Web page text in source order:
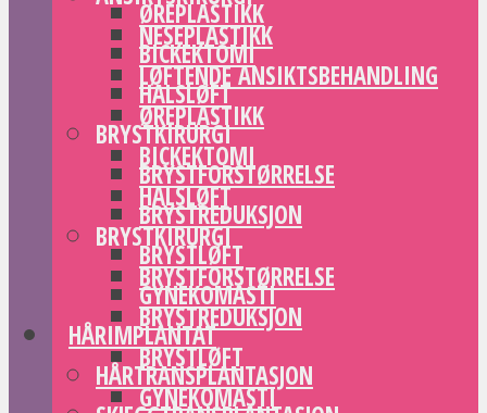
ØREPLASTIKK
BICKEKTOMI
HALSLØFT
BRYSTKIRURGI
BRYSTFORSTØRRELSE
BRYSTREDUKSJON
BRYSTLØFT
GYNEKOMASTI
HÅRIMPLANTAT
HÅRTRANSPLANTASJON
NESEPLASTIKK
LØFTENDE ANSIKTSBEHANDLING
ØREPLASTIKK
BICKEKTOMI
HALSLØFT
BRYSTKIRURGI
BRYSTFORSTØRRELSE
BRYSTREDUKSJON
BRYSTLØFT
GYNEKOMASTI